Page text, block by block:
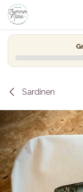
Zum Inhalt springen
Sardinen